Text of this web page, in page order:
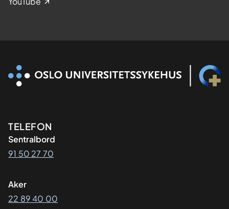
Kontaktinformasjon
TELEFON
Sentralbord
91 50 27 70
Aker
22 89 40 00